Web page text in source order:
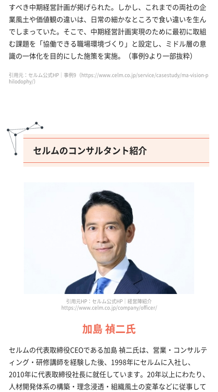
すべき中期経営計画が掲げられた。しかし、これまでの両社の企
業風土や価値観の違いは、日常の細かなところで食い違いを生ん
でしまっていた。そこで、中期経営計画実現のために最初に取組
む課題を「協働できる職場環境づくり」と設定し、ミドル層の意
識の一体化を目的にした施策を実施。（事例9より一部抜粋）
引用元：セルム公式HP｜事例9（https://www.celm.co.jp/service/casestudy/ma-vision-p
hilodophy/）
セルムのコンサルタント紹介
引用元HP：セルム公式HP｜経営陣紹介
https://www.celm.co.jp/company/officer/
加島 禎二氏
セルムの代表取締役CEOである加島 禎二氏は、営業・コンサルテ
ィング・研修講師を経験した後、1998年にセルムに入社し、
2010年に代表取締役社長に就任しています。20年以上にわたり、
人材開発体系の構築・理念浸透・組織風土の変革などに従事して